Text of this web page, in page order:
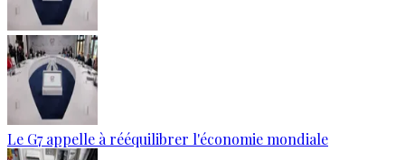
Le G7 appelle à rééquilibrer l'économie mondiale